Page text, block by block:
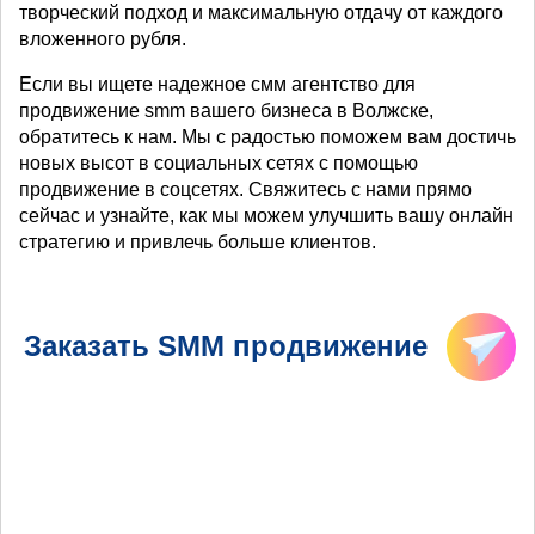
творческий подход и максимальную отдачу от каждого
вложенного рубля.
Если вы ищете надежное смм агентство для
продвижение smm вашего бизнеса в Волжске,
обратитесь к нам. Мы с радостью поможем вам достичь
новых высот в социальных сетях с помощью
продвижение в соцсетях. Свяжитесь с нами прямо
сейчас и узнайте, как мы можем улучшить вашу онлайн
стратегию и привлечь больше клиентов.
Заказать SMM продвижение